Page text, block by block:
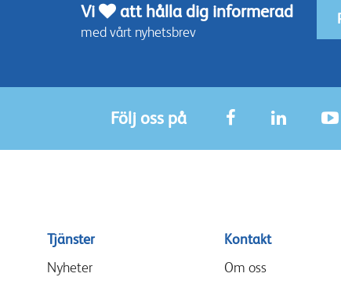
Vi att hålla dig informerad
med vårt nyhetsbrev
Följ oss på
Tjänster
Nyheter
Kontakt
Om oss